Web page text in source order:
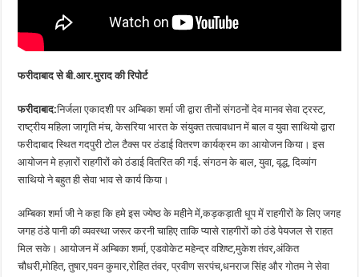
फरीदाबाद से बी.आर.मुराद की रिपोर्ट
फरीदाबाद:निर्जला एकादशी पर अम्बिका शर्मा जी द्वारा तीनों संगठनों देव मानव सेवा ट्रस्ट,
राष्ट्रीय महिला जागृति मंच, केसरिया भारत के संयुक्त तत्वावधान में बाल व युवा साथियो द्वारा
फरीदाबाद स्थित गदपुरी टोल टैक्स पर ठंडाई वितरण कार्यक्रम का आयोजन किया। इस
आयोजन मे हज़ारों राहगीरों को ठंडाई वितरित की गई. संगठन के बाल, युवा, वृद्ध, दिव्यांग
साथियो ने बहुत ही सेवा भाव से कार्य किया।
अम्बिका शर्मा जी ने कहा कि हमे इस ज्येष्ठ के महीने में,कड़कड़ाती धूप में राहगीरों के लिए जगह
जगह ठंडे पानी की व्यवस्था जरूर करनी चाहिए ताकि प्यासे राहगीरों को ठंडे पेयजल से राहत
मिल सके। आयोजन में अम्बिका शर्मा, एडवोकेट महेन्द्र वशिष्ट,मुकेश तंवर,अंकित
चौधरी,मोहित, तुषार,पवन कुमार,रोहित तंवर, प्रवीण सरपंच,धनराज सिंह और गोतम ने सेवा